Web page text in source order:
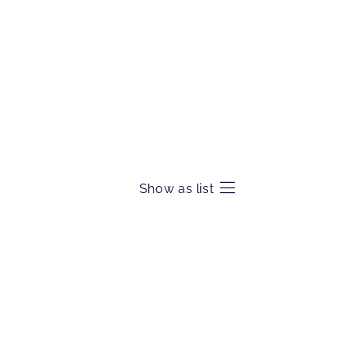
Show as list